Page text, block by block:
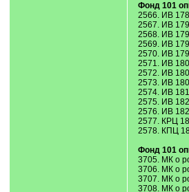
Фонд 101
2566. ИВ
2567. ИВ
2568. ИВ
2569. ИВ
2570. ИВ
2571. ИВ
2572. ИВ
2573. ИВ
2574. ИВ
2575. ИВ
2576. ИВ
2577. КРЦ
2578. КПЦ
Фонд 101
3705. МК о
3706. МК о
3707. МК о
3708. МК о